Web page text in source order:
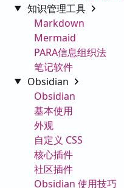
知识管理工具
Markdown
Mermaid
PARA信息组织法
笔记软件
Obsidian
Obsidian
基本使用
外观
自定义 CSS
核心插件
社区插件
Obsidian 使用技巧